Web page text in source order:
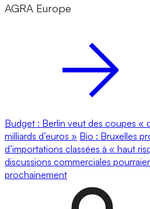
AGRA Europe
Budget : Berlin veut des coupes «
milliards d’euros » Bio : Bruxelles
d’importations classées à « haut
discussions commerciales
prochainement